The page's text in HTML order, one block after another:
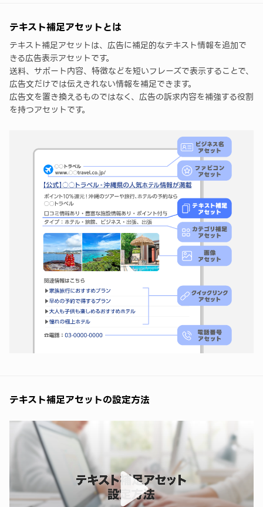
テキスト補足アセットとは
テキスト補足アセットは、広告に補足的なテキスト情報を追加で
きる広告表示アセットです。
送料、サポート内容、特徴などを短いフレーズで表示することで、
広告文だけでは伝えきれない情報を補足できます。
広告文を置き換えるものではなく、広告の訴求内容を補強する役割
を持つアセットです。
テキスト補足アセットの設定方法